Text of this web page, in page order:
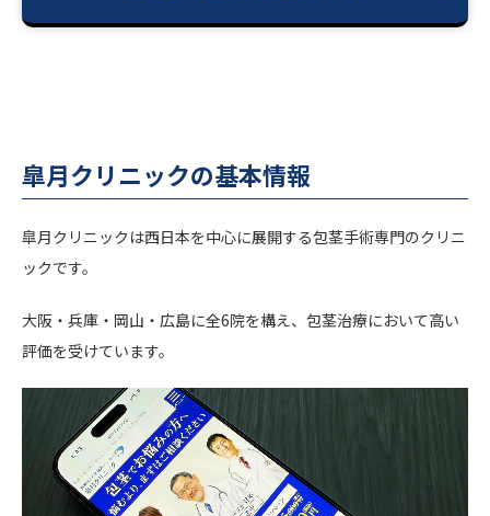
皐月クリニックの基本情報
皐月クリニックは西日本を中心に展開する包茎手術専門のクリニ
ックです。
大阪・兵庫・岡山・広島に全6院を構え、包茎治療において高い
評価を受けています。